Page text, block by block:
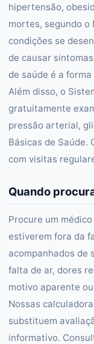
hipertensão,
mortes, segundo o
condições se
de causar
de saúde é a
Além disso, o
gratuitamente
pressão arterial,
Básicas de Saúde.
com visitas
Quando
Procure um
estiverem fora da
acompanhados de
falta de ar, dores
motivo aparente
Nossas
substituem
informativo.